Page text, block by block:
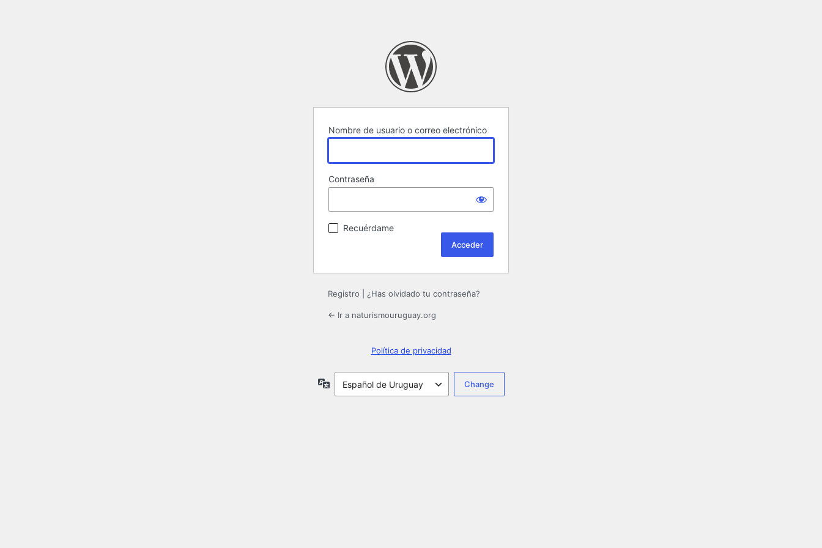
Nombre de usuario o correo electrónico
Contraseña
Recuérdame
Registro ¿Has olvidado tu contraseña?
← Ir a naturismouruguay.org
Política de privacidad
Idioma